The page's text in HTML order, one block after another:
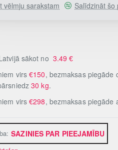
SAZINIES PAR PIEEJAMĪBU
vēlmju sarakstam Salīdzināt šo
sākot no 3.49€
virs€150, bezmaksas piegāde
30 kg.
virs€298, bezmaksas piegāde